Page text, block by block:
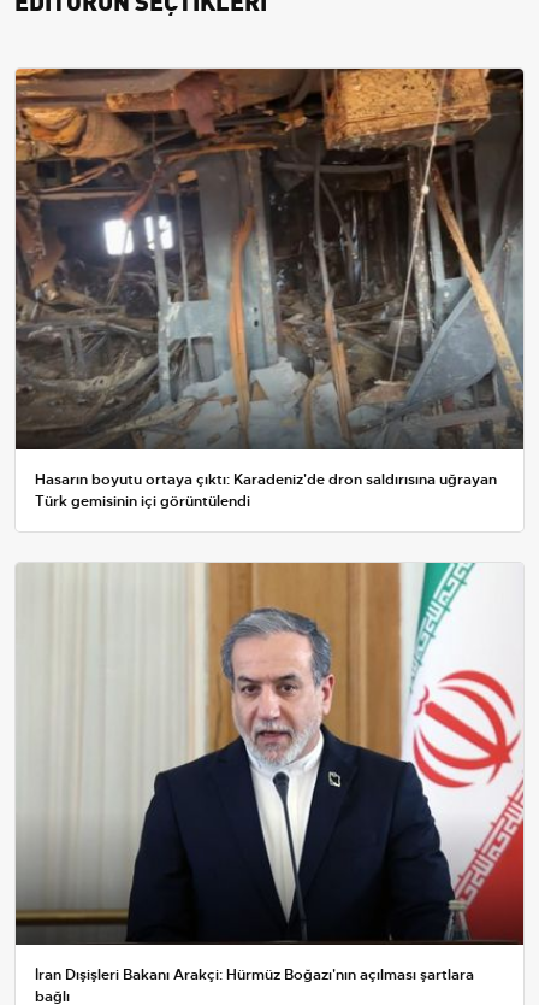
Hasarın boyutu ortaya çıktı: Karadeniz'de dron saldırısına uğrayan
Türk gemisinin içi görüntülendi
İran Dışişleri Bakanı Arakçi: Hürmüz Boğazı'nın açılması şartlara
bağlı